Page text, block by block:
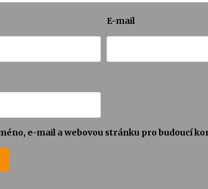
E-mail
e-mail a webovou stránku pro budoucí